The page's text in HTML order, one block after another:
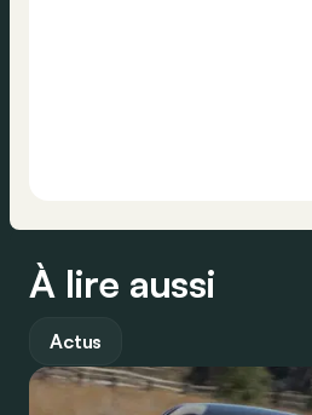
À lire aussi
Actus